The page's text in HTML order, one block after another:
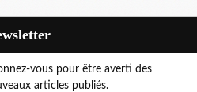
vous pour être averti des
articles publiés.